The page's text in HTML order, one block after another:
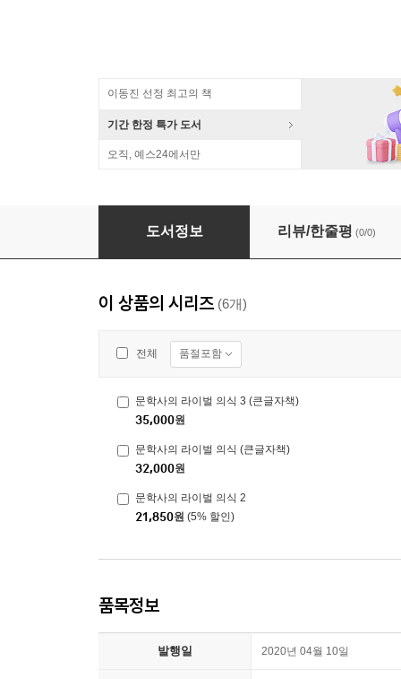
이동진 선정 최고의 책
기간 한정 특가 도서
오직, 예스24에서만
문학사의 라이벌 의식 (큰글자책)
도서정보 리뷰/한줄평 (0/0)
이 상품의 시리즈 (6개)
전체 품절포함
문학사의 라이벌 의식 3 (큰글자책)
35,000원
문학사의 라이벌 의식 (큰글자책)
32,000원
문학사의 라이벌 의식 2
21,850원 (5% 할인)
품목정보
발행일 2020년 04월 10일